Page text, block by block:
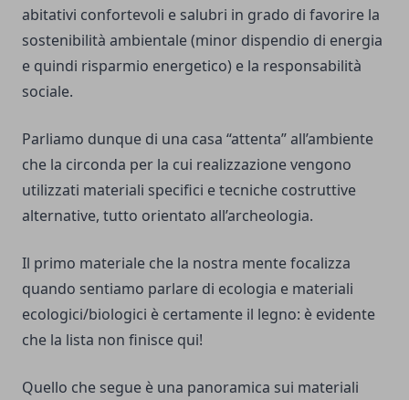
abitativi confortevoli e salubri in grado di favorire la
sostenibilità ambientale (minor dispendio di energia
e quindi risparmio energetico) e la responsabilità
sociale.
Parliamo dunque di una casa “attenta” all’ambiente
che la circonda per la cui realizzazione vengono
utilizzati materiali specifici e tecniche costruttive
alternative, tutto orientato all’archeologia.
Il primo materiale che la nostra mente focalizza
quando sentiamo parlare di ecologia e materiali
ecologici/biologici è certamente il legno: è evidente
che la lista non finisce qui!
Quello che segue è una panoramica sui materiali